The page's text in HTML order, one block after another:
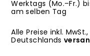
Werktags (Mo.–Fr.)
am selben Tag
Alle Preise inkl.
Deutschlands